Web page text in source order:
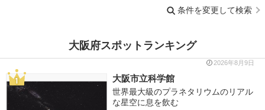
条件を変更して検索
大阪府スポットランキング
2026年8月9日
大阪市立科学館
世界最大級のプラネタリウムのリアル
な星空に息を飲む